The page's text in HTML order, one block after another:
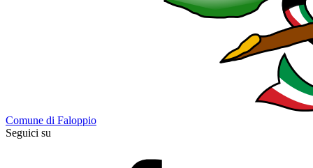
Comune di Faloppio
Seguici su